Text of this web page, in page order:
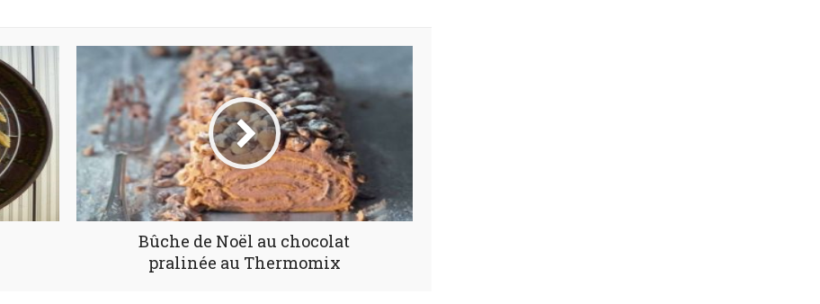
Bûche de Noël au chocolat
pralinée au Thermomix